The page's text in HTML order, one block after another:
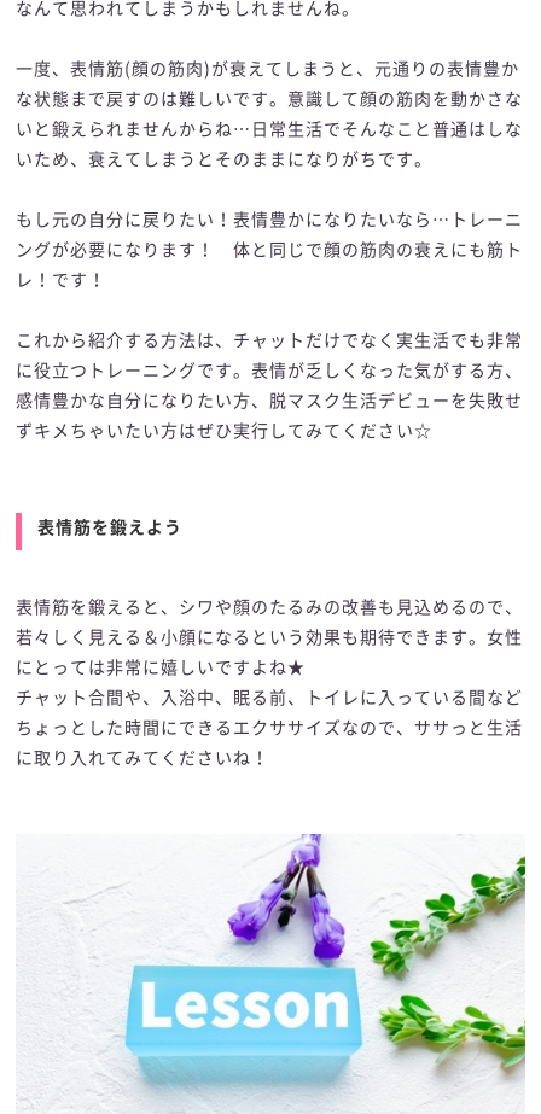
なんて思われてしまうかもしれませんね。
一度、表情筋(顔の筋肉)が衰えてしまうと、元通りの表情豊か
な状態まで戻すのは難しいです。意識して顔の筋肉を動かさな
いと鍛えられませんからね…日常生活でそんなこと普通はしな
いため、衰えてしまうとそのままになりがちです。
もし元の自分に戻りたい！表情豊かになりたいなら…トレーニ
ングが必要になります！ 体と同じで顔の筋肉の衰えにも筋ト
レ！です！
これから紹介する方法は、チャットだけでなく実生活でも非常
に役立つトレーニングです。表情が乏しくなった気がする方、
感情豊かな自分になりたい方、脱マスク生活デビューを失敗せ
ずキメちゃいたい方はぜひ実行してみてください☆
表情筋を鍛えよう
表情筋を鍛えると、シワや顔のたるみの改善も見込めるので、
若々しく見える＆小顔になるという効果も期待できます。女性
にとっては非常に嬉しいですよね★
チャット合間や、入浴中、眠る前、トイレに入っている間など
ちょっとした時間にできるエクササイズなので、ササっと生活
に取り入れてみてくださいね！